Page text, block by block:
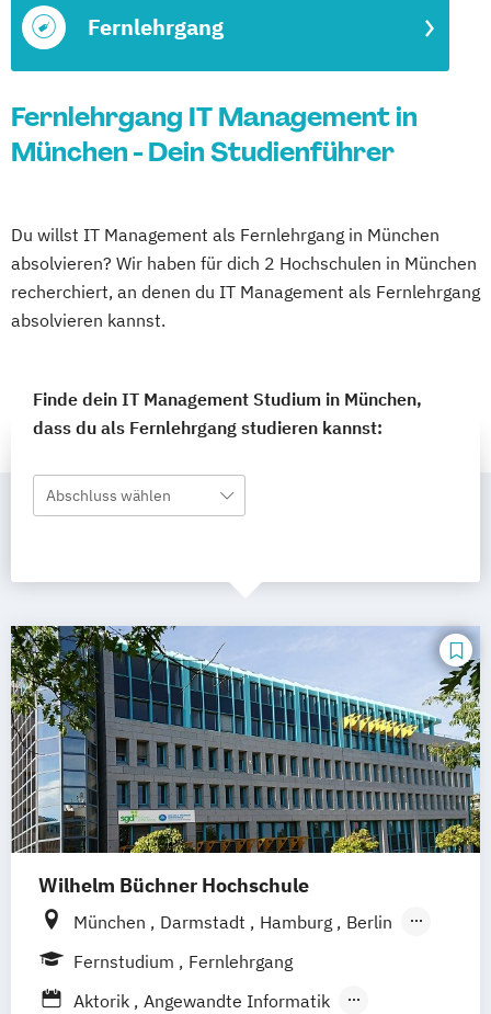
Fernlehrgang
Fernlehrgang IT Management in
München - Dein Studienführer
Du willst IT Management als Fernlehrgang in München
absolvieren? Wir haben für dich 2 Hochschulen in München
recherchiert, an denen du IT Management als Fernlehrgang
absolvieren kannst.
Finde dein IT Management Studium in München,
dass du als Fernlehrgang studieren kannst:
Abschluss wählen
Wilhelm Büchner Hochschule
München Darmstadt Hamburg
Berlin
Hannover
Bonn Nürnberg
Fernstudium
Fernlehrgang
Aktorik
Angewandte Informatik